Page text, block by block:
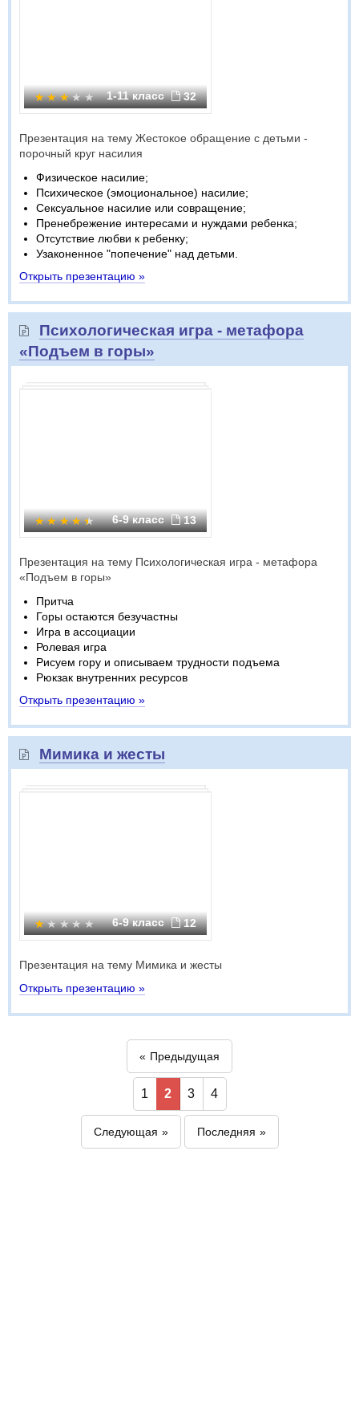
1-11 класс 32
Презентация на тему Жестокое обращение с детьми -
порочный круг насилия
Физическое насилие;
Психическое (эмоциональное) насилие;
Сексуальное насилие или совращение;
Пренебрежение интересами и нуждами ребенка;
Отсутствие любви к ребенку;
Узаконенное "попечение" над детьми.
Открыть презентацию »
Психологическая игра - метафора
«Подъем в горы»
6-9 класс 13
Презентация на тему Психологическая игра - метафора
«Подъем в горы»
Притча
Горы остаются безучастны
Игра в ассоциации
Ролевая игра
Рисуем гору и описываем трудности подъема
Рюкзак внутренних ресурсов
Открыть презентацию »
Мимика и жесты
6-9 класс 12
Презентация на тему Мимика и жесты
Открыть презентацию »
Предыдущая
1 2 3 4
Следующая Последняя